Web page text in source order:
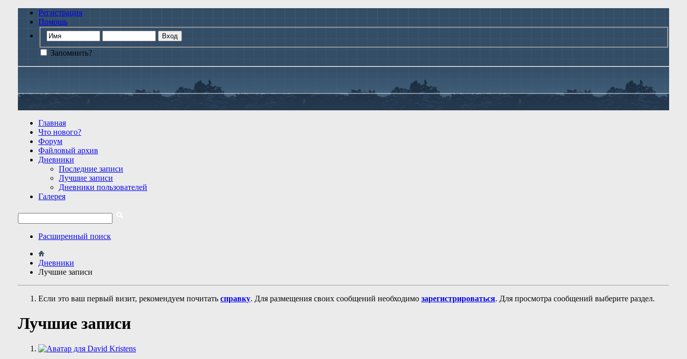
Регистрация
Помощь
Запомнить?
Главная
Что нового?
Форум
Файловый архив
Дневники
Последние записи
Лучшие записи
Дневники пользователей
Галерея
Расширенный поиск
Дневники
Лучшие записи
Если это ваш первый визит, рекомендуем почитать справку. Для размещения своих сообщений необходимо зарегистрироваться. Для просмотра сообщений выберите раздел.
Лучшие записи